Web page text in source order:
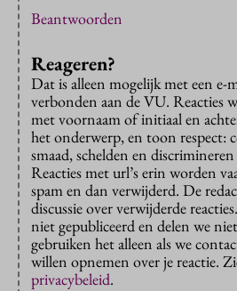
Beantwoorden
Reageren?
Dat is alleen mogelijk met een e-
verbonden aan de VU. Reacties
met voornaam of initiaal en
het onderwerp, en toon respect:
smaad, schelden en
Reacties met url’s erin worden
spam en dan verwijderd. De
discussie over verwijderde
niet gepubliceerd en delen we
gebruiken het alleen als we
willen opnemen over je reactie.
privacybeleid.